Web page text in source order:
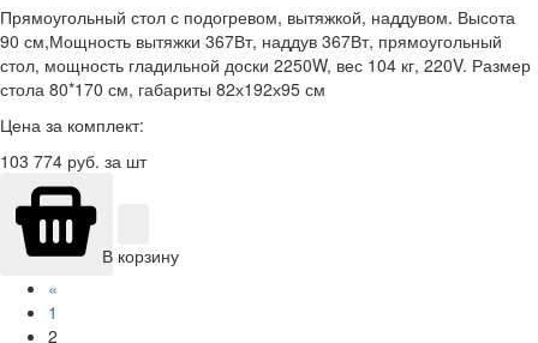
Прямоугольный стол с подогревом, вытяжкой, наддувом. Высота
90 см,Мощность вытяжки 367Вт, наддув 367Вт, прямоугольный
стол, мощность гладильной доски 2250W, вес 104 кг, 220V. Размер
стола 80*170 см, габариты 82х192х95 см
Цена за комплект:
103 774 руб. за шт
В корзину
«
1
2